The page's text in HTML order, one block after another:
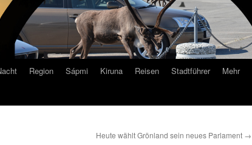
Region Sápmi Kiruna Reisen Stadtführer Mehr
Heute wählt Grönland sein neues Parlament →